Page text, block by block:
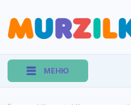
МЕНЮ